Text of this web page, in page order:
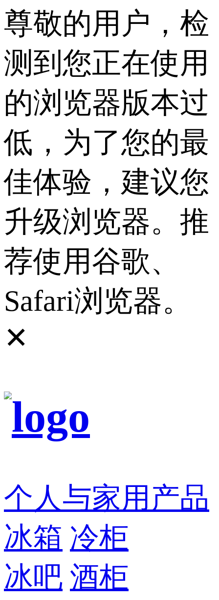
尊敬的用户，检
测到您正在使用
的浏览器版本过
低，为了您的最
佳体验，建议您
升级浏览器。推
荐使用谷歌、
Safari浏览器。
✕
个人与家用产品
冰箱 冷柜
冰吧 酒柜